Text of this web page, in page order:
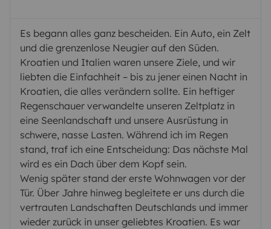
Es begann alles ganz bescheiden. Ein Auto, ein Zelt
und die grenzenlose Neugier auf den Süden.
Kroatien und Italien waren unsere Ziele, und wir
liebten die Einfachheit – bis zu jener einen Nacht in
Kroatien, die alles verändern sollte. Ein heftiger
Regenschauer verwandelte unseren Zeltplatz in
eine Seenlandschaft und unsere Ausrüstung in
schwere, nasse Lasten. Während ich im Regen
stand, traf ich eine Entscheidung: Das nächste Mal
wird es ein Dach über dem Kopf sein.
Wenig später stand der erste Wohnwagen vor der
Tür. Über Jahre hinweg begleitete er uns durch die
vertrauten Landschaften Deutschlands und immer
wieder zurück in unser geliebtes Kroatien. Es war